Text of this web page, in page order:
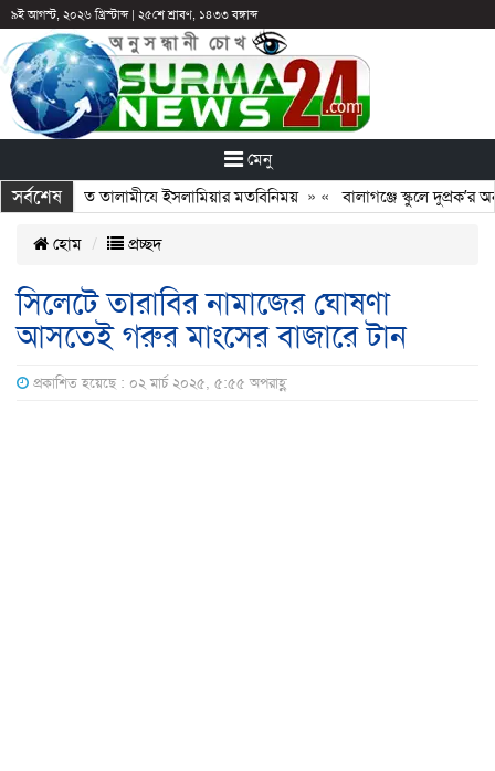
৯ই আগস্ট, ২০২৬ খ্রিস্টাব্দ| ২৫শে শ্রাবণ, ১৪৩৩ বঙ্গাব্দ
মেনু
সর্বশেষ
নবগঠিত তালামীযে ইসলামিয়ার মতবিনিময়» « বালাগঞ্জে স্কুলে দুপ্রক’র
হোম প্রচ্ছদ
সিলেটে তারাবির নামাজের ঘোষণা
আসতেই গরুর মাংসের বাজারে টান
প্রকাশিত হয়েছে : ০২ মার্চ ২০২৫, ৫:৫৫ অপরাহ্ণ